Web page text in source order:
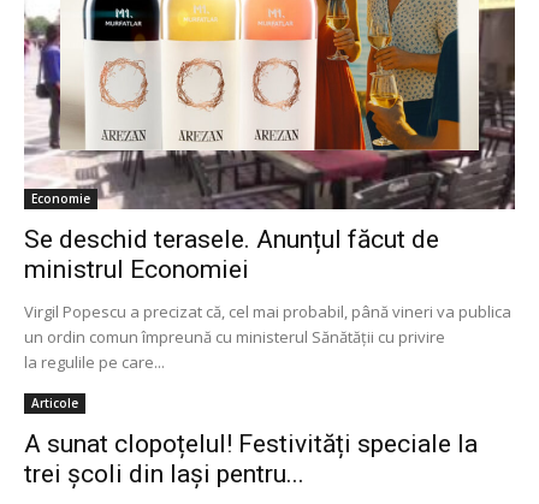
Economie
Se deschid terasele. Anunțul făcut de
ministrul Economiei
Virgil Popescu a precizat că, cel mai probabil, până vineri va publica
un ordin comun împreună cu ministerul Sănătăţii cu privire
la regulile pe care...
Articole
A sunat clopoțelul! Festivități speciale la
trei școli din Iași pentru...